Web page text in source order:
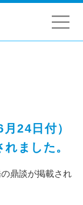
24日付）
ました。
鼎談が掲載され